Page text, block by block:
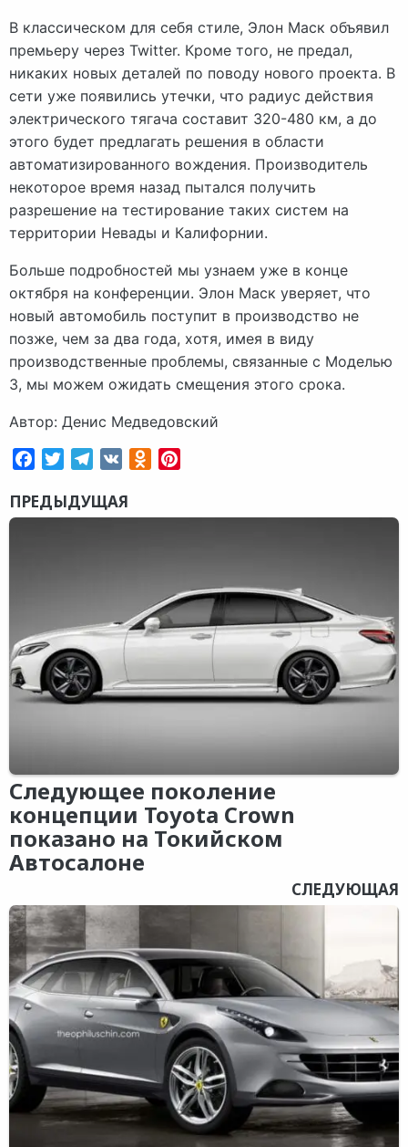
В классическом для себя стиле, Элон Маск объявил
премьеру через Twitter. Кроме того, не предал,
никаких новых деталей по поводу нового проекта. В
сети уже появились утечки, что радиус действия
электрического тягача составит 320-480 км, а до
этого будет предлагать решения в области
автоматизированного вождения. Производитель
некоторое время назад пытался получить
разрешение на тестирование таких систем на
территории Невады и Калифорнии.
Больше подробностей мы узнаем уже в конце
октября на конференции. Элон Маск уверяет, что
новый автомобиль поступит в производство не
позже, чем за два года, хотя, имея в виду
производственные проблемы, связанные с Моделью
3, мы можем ожидать смещения этого срока.
Автор: Денис Медведовский
FacebookTwitterTelegram
VK Odnoklassniki
ПРЕДЫДУЩАЯ
Следующее поколение
концепции Toyota Crown
показано на Токийском
Автосалоне
СЛЕДУЮЩАЯ